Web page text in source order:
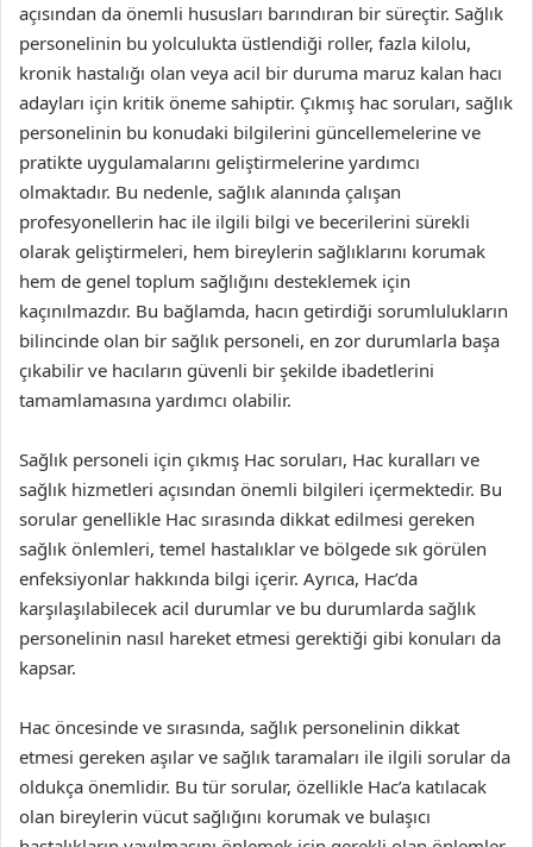
açısından da önemli hususları barındıran bir süreçtir. Sağlık
personelinin bu yolculukta üstlendiği roller, fazla kilolu,
kronik hastalığı olan veya acil bir duruma maruz kalan hacı
adayları için kritik öneme sahiptir. Çıkmış hac soruları, sağlık
personelinin bu konudaki bilgilerini güncellemelerine ve
pratikte uygulamalarını geliştirmelerine yardımcı
olmaktadır. Bu nedenle, sağlık alanında çalışan
profesyonellerin hac ile ilgili bilgi ve becerilerini sürekli
olarak geliştirmeleri, hem bireylerin sağlıklarını korumak
hem de genel toplum sağlığını desteklemek için
kaçınılmazdır. Bu bağlamda, hacın getirdiği sorumlulukların
bilincinde olan bir sağlık personeli, en zor durumlarla başa
çıkabilir ve hacıların güvenli bir şekilde ibadetlerini
tamamlamasına yardımcı olabilir.
Sağlık personeli için çıkmış Hac soruları, Hac kuralları ve
sağlık hizmetleri açısından önemli bilgileri içermektedir. Bu
sorular genellikle Hac sırasında dikkat edilmesi gereken
sağlık önlemleri, temel hastalıklar ve bölgede sık görülen
enfeksiyonlar hakkında bilgi içerir. Ayrıca, Hac’da
karşılaşılabilecek acil durumlar ve bu durumlarda sağlık
personelinin nasıl hareket etmesi gerektiği gibi konuları da
kapsar.
Hac öncesinde ve sırasında, sağlık personelinin dikkat
etmesi gereken aşılar ve sağlık taramaları ile ilgili sorular da
oldukça önemlidir. Bu tür sorular, özellikle Hac’a katılacak
olan bireylerin vücut sağlığını korumak ve bulaşıcı